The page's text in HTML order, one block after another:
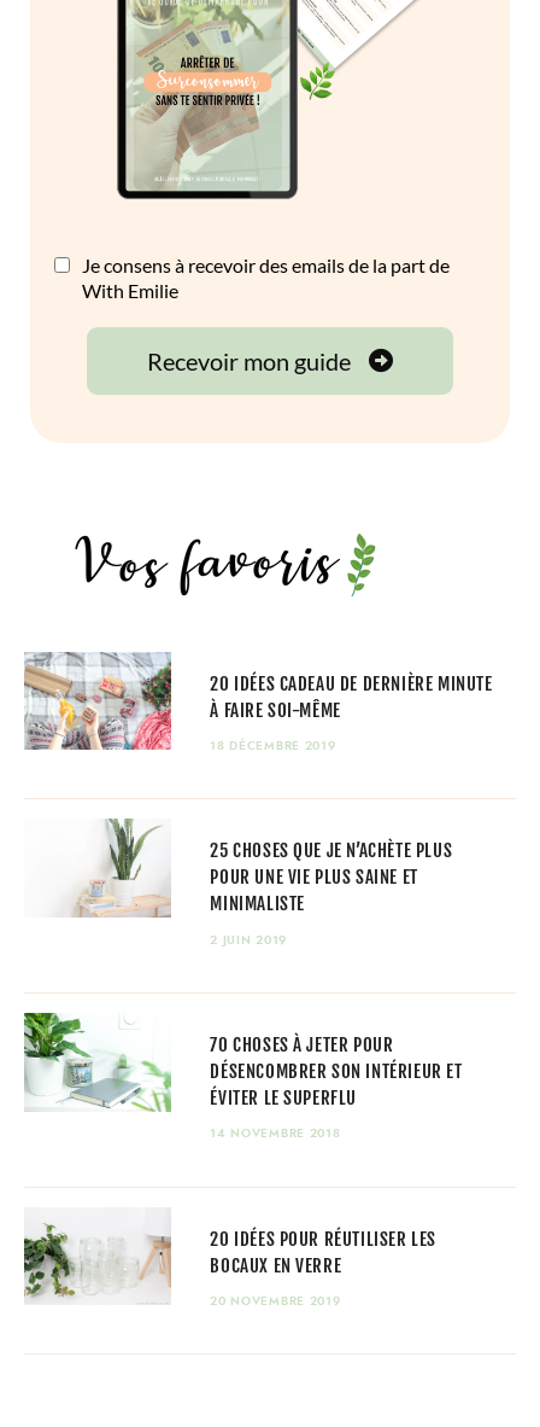
20 IDÉES CADEAU DE DERNIÈRE MINUTE
À FAIRE SOI-MÊME
18 DÉCEMBRE 2019
25 CHOSES QUE JE N’ACHÈTE PLUS
POUR UNE VIE PLUS SAINE ET
MINIMALISTE
2 JUIN 2019
70 CHOSES À JETER POUR
DÉSENCOMBRER SON INTÉRIEUR ET
ÉVITER LE SUPERFLU
14 NOVEMBRE 2018
20 IDÉES POUR RÉUTILISER LES
BOCAUX EN VERRE
20 NOVEMBRE 2019